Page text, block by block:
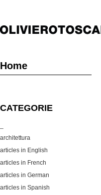
Home
CATEGORIE
architettura
articles in English
articles in French
articles in German
articles in Spanish